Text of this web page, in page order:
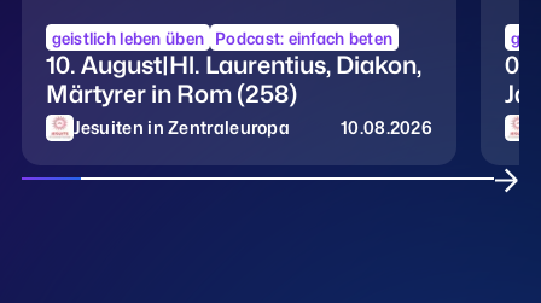
geistlich leben üben Podcast: einfach beten
10. August|Hl. Laurentius, Diakon,
Märtyrer in Rom (258)
Jesuiten in Zentraleuropa 10.08.2026